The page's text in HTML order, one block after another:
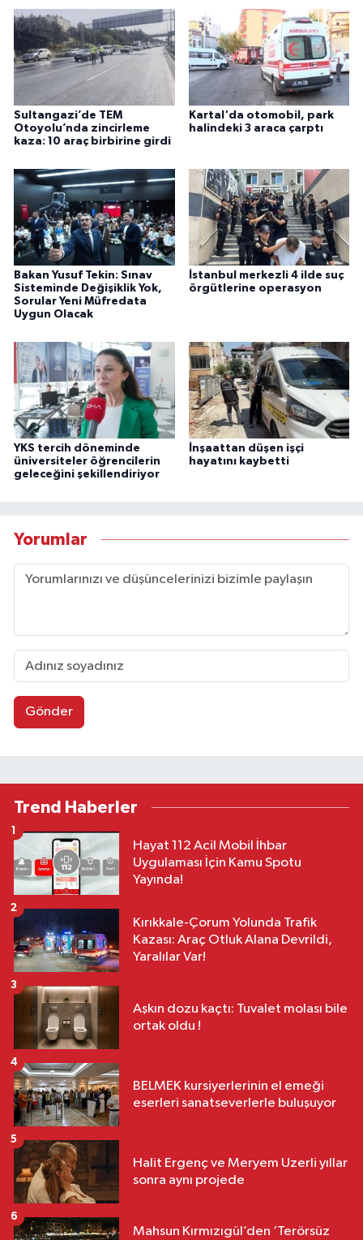
Sultangazi’de TEM
Otoyolu’nda zincirleme
kaza: 10 araç birbirine girdi
Kartal'da otomobil, park
halindeki 3 araca çarptı
Bakan Yusuf Tekin: Sınav
Sisteminde Değişiklik Yok,
Sorular Yeni Müfredata
Uygun Olacak
İstanbul merkezli 4 ilde suç
örgütlerine operasyon
YKS tercih döneminde
üniversiteler öğrencilerin
geleceğini şekillendiriyor
İnşaattan düşen işçi
hayatını kaybetti
Yorumlar
Gönder
Trend Haberler
Hayat 112 Acil Mobil İhbar
Uygulaması İçin Kamu Spotu
Yayında!
1
Kırıkkale-Çorum Yolunda Trafik
Kazası: Araç Otluk Alana Devrildi,
Yaralılar Var!
2
Aşkın dozu kaçtı: Tuvalet molası bile
ortak oldu !
3
BELMEK kursiyerlerinin el emeği
eserleri sanatseverlerle buluşuyor
4
Halit Ergenç ve Meryem Uzerli yıllar
sonra aynı projede
5
Mahsun Kırmızıgül’den ‘Terörsüz
6